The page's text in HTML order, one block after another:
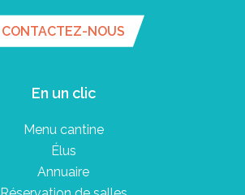
CONTACTEZ-NOUS
En un clic
Menu cantine
Élus
Annuaire